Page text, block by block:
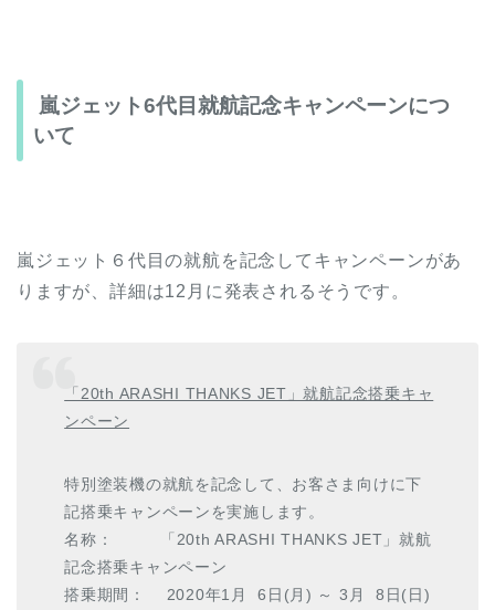
嵐ジェット6代目就航記念キャンペーンにつ
いて
嵐ジェット６代目の就航を記念してキャンペーンがあ
りますが、詳細は12月に発表されるそうです。
「20th ARASHI THANKS JET」就航記念搭乗キャ
ンペーン
特別塗装機の就航を記念して、お客さま向けに下
記搭乗キャンペーンを実施します。
名称： 「20th ARASHI THANKS JET」就航
記念搭乗キャンペーン
搭乗期間： 2020年1月 6日(月) ～ 3月 8日(日)